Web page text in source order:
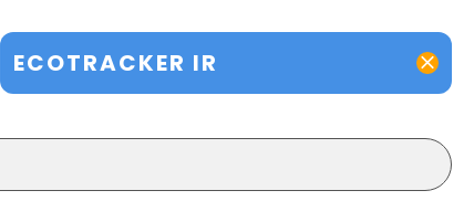
ECOTRACKER IR